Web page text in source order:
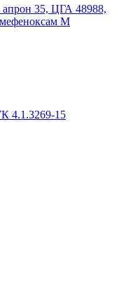
35, ЦГА 48988,
М
4.1.3269-15